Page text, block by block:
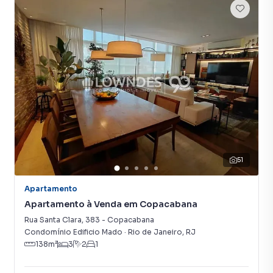
Aqui você encontra milhares de ofertas para encontrar o
imóvel que mais combina com seu estilo de vida.
Negocie seu imóvel de forma totalmente online, com
segurança e tranquilidade. Na Lowndes Condomínios e
Imóveis você consegue comprar ou alugar um imóvel em
Rio de Janeiro mesmo não estando na cidade e com a
praticidade de fazer tudo online, direto do seu computador
ou smartphone. Nós criamos soluções inovadoras para
simplificar a relação de proprietários, inquilinos e
compradores com o mercado imobiliário.
imóveis em diversas cidades do Brasil, incluindo Rio de
Janeiro.
vender ou alugar seu imóvel muito mais rápido do que em
51
Apartamento
Apartamento à Venda em Copacabana
Rua Santa Clara, 383 - Copacabana
Condomínio Edificio Mado · Rio de Janeiro, RJ
138m² 3 2 1